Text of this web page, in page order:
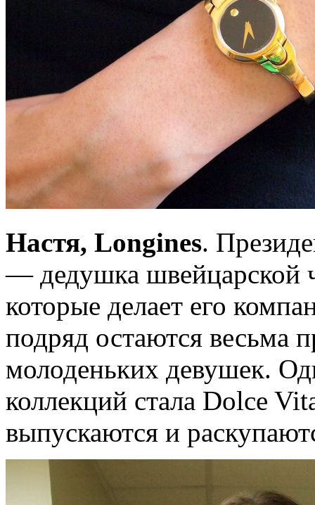
Настя, Longines.
— дедушка швейцарской
которые делает его
подряд остаются весьма
молоденьких девушек.
коллекций стала Dolce
выпускаются и